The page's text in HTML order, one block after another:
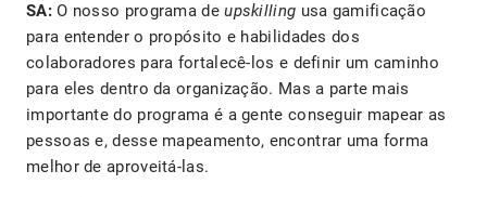
SA:O nosso programa deupskilling usa gamificação
para entender o propósito e habilidades dos
colaboradores para fortalecê-los e definir um caminho
para eles dentro da organização. Mas a parte mais
importante do programa é a gente conseguir mapear as
pessoas e, desse mapeamento, encontrar uma forma
melhor de aproveitá-las.